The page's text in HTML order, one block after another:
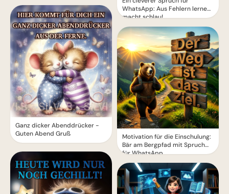
Ganz dicker Abenddrücker -
Guten Abend Gruß
WhatsApp: Aus Fehlern lernen
macht schlau!
Motivation für die Einschulung:
Bär am Bergpfad mit Spruch
für WhatsApp